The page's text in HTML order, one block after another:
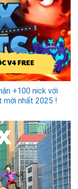
+100 nick với
mới nhất 2025 !